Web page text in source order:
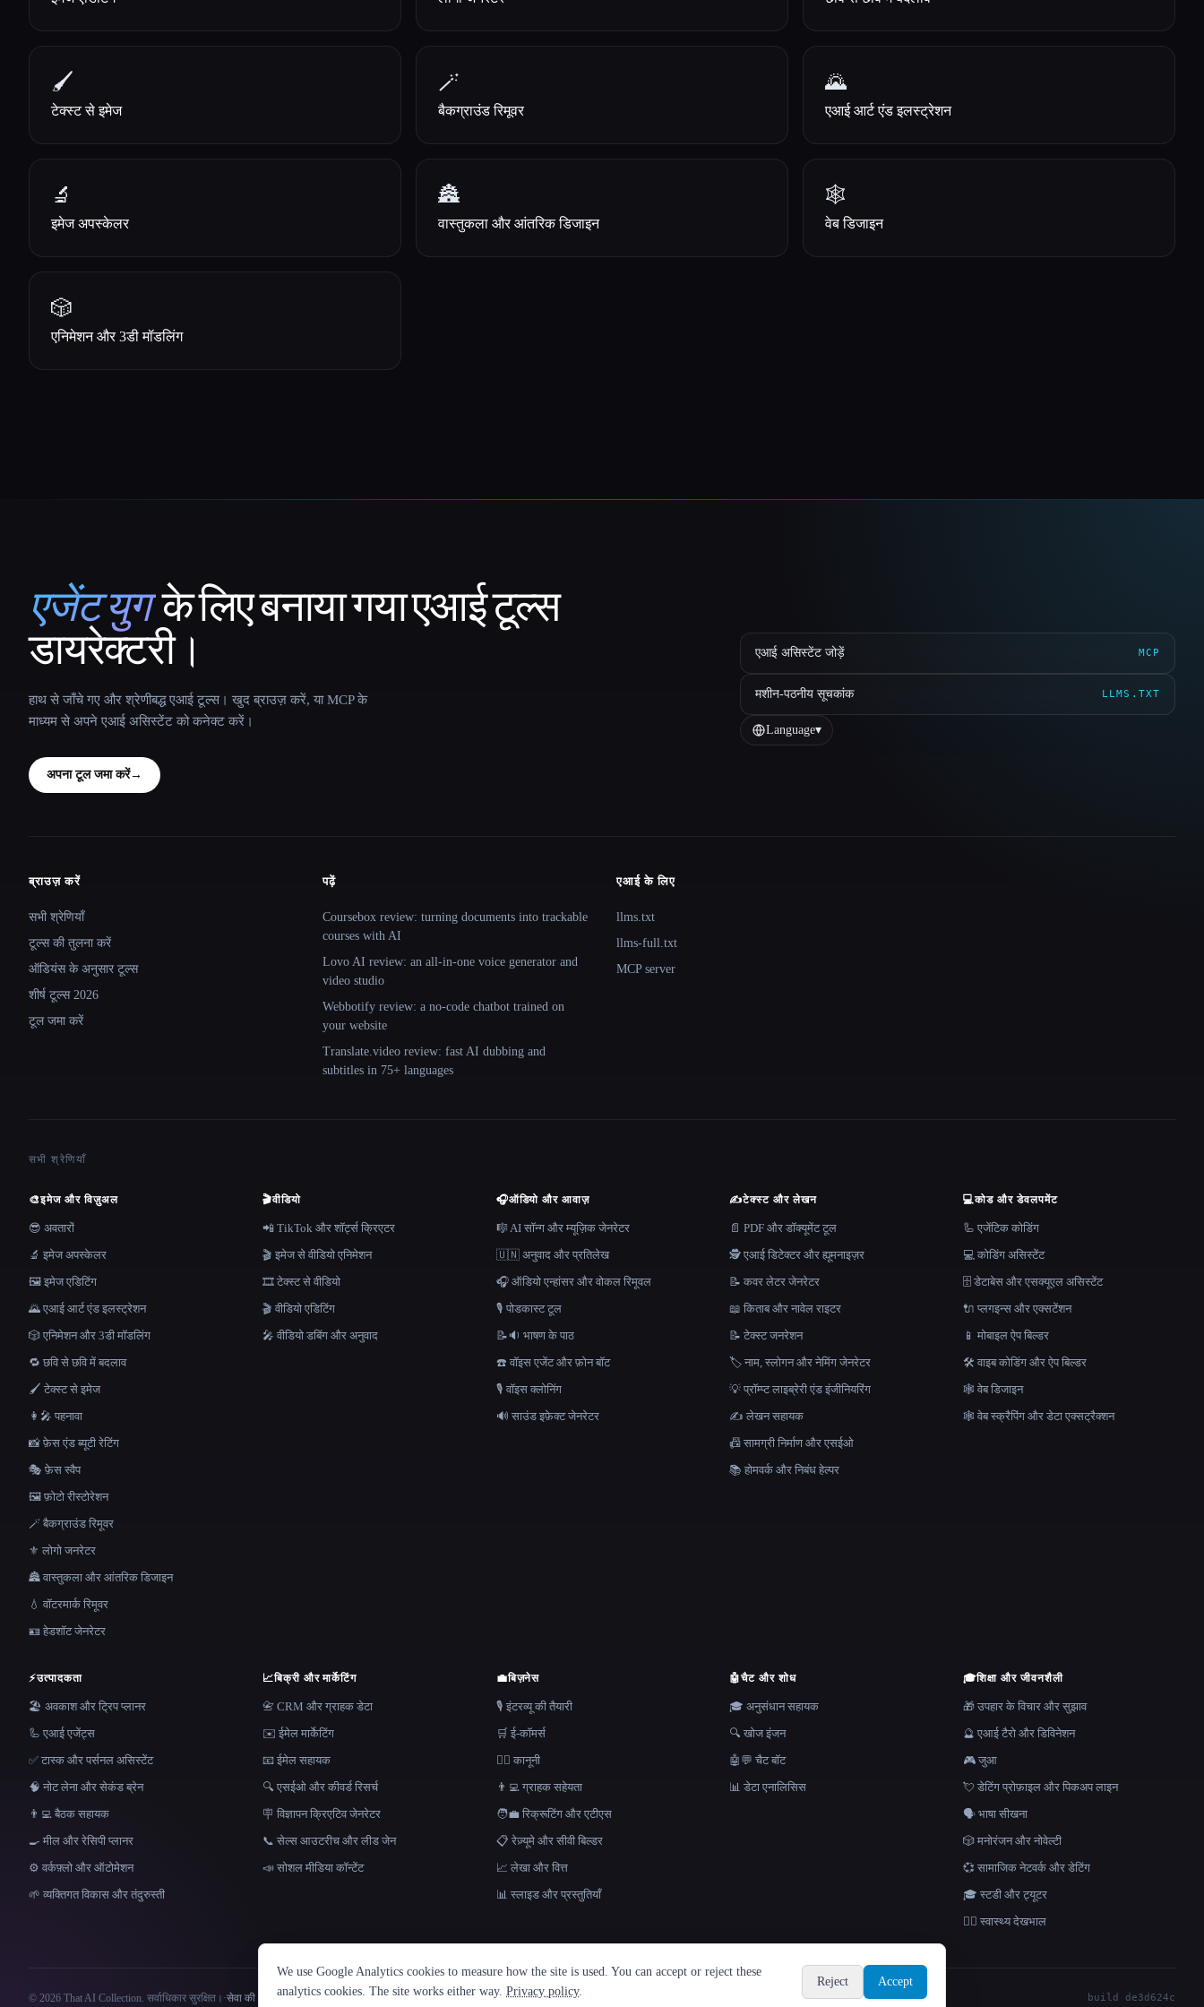
🖌️
टेक्स्ट से इमेज
🪄
बैकग्राउंड रिमूवर
🌄
एआई आर्ट एंड इलस्ट्रेशन
🔬
इमेज अपस्केलर
🏯
वास्तुकला और आंतरिक डिजाइन
🕸
वेब डिजाइन
🎲
एनिमेशन और 3डी मॉडलिंग
That AI Collection
एजेंट युग के लिए बनाया गया एआई टूल्स
डायरेक्टरी।
हाथ से जाँचे गए और श्रेणीबद्ध एआई टूल्स। खुद ब्राउज़ करें, या MCP के
माध्यम से अपने एआई असिस्टेंट को कनेक्ट करें।
अपना टूल जमा करें→
एआई असिस्टेंट जोड़ें MCP
मशीन-पठनीय सूचकांक LLMS.TXT
Language▾
Site navigation
ब्राउज़ करें
सभी श्रेणियाँ
टूल्स की तुलना करें
ऑडियंस के अनुसार टूल्स
शीर्ष टूल्स 2026
टूल जमा करें
पढ़ें
Coursebox review: turning documents into trackable
courses with AI
Lovo AI review: an all-in-one voice generator and
video studio
Webbotify review: a no-code chatbot trained on
your website
Translate.video review: fast AI dubbing and
subtitles in 75+ languages
एआई के लिए
llms.txt
llms-full.txt
MCP server
सभी श्रेणियाँ
🎨इमेज और विज़ुअल
😎 अवतारों
🔬 इमेज अपस्केलर
🖼️ इमेज एडिटिंग
🌄 एआई आर्ट एंड इलस्ट्रेशन
🎲 एनिमेशन और 3डी मॉडलिंग
🔁 छवि से छवि में बदलाव
🖌️ टेक्स्ट से इमेज
👩‍🎤 पहनावा
📸 फ़ेस एंड ब्यूटी रेटिंग
🎭 फ़ेस स्वैप
🖼️ फ़ोटो रीस्टोरेशन
🪄 बैकग्राउंड रिमूवर
⚜️ लोगो जनरेटर
🏯 वास्तुकला और आंतरिक डिजाइन
💧 वॉटरमार्क रिमूवर
🪪 हेडशॉट जेनरेटर
🎬वीडियो
📲 TikTok और शॉर्ट्स क्रिएटर
🎬 इमेज से वीडियो एनिमेशन
🎞️ टेक्स्ट से वीडियो
🎬 वीडियो एडिटिंग
🎤 वीडियो डबिंग और अनुवाद
🎧ऑडियो और आवाज़
🎼 AI सॉन्ग और म्यूज़िक जेनरेटर
🇺🇳 अनुवाद और प्रतिलेख
🎧 ऑडियो एन्हांसर और वोकल रिमूवल
🎙️ पोडकास्ट टूल
📝🔉 भाषण के पाठ
☎️ वॉइस एजेंट और फ़ोन बॉट
🎙️ वॉइस क्लोनिंग
🔊 साउंड इफ़ेक्ट जेनरेटर
✍️टेक्स्ट और लेखन
📄 PDF और डॉक्यूमेंट टूल
🕵️ एआई डिटेक्टर और ह्यूमनाइज़र
📝 कवर लेटर जेनरेटर
📖 किताब और नावेल राइटर
📝 टेक्स्ट जनरेशन
🏷️ नाम, स्लोगन और नेमिंग जेनरेटर
💡 प्रॉम्प्ट लाइब्रेरी एंड इंजीनियरिंग
✍️ लेखन सहायक
📠 सामग्री निर्माण और एसईओ
📚 होमवर्क और निबंध हेल्पर
💻कोड और डेवलपमेंट
🦾 एजेंटिक कोडिंग
💻 कोडिंग असिस्टेंट
🗄️ डेटाबेस और एसक्यूएल असिस्टेंट
🔌 प्लगइन्स और एक्सटेंशन
📱 मोबाइल ऐप बिल्डर
🛠️ वाइब कोडिंग और ऐप बिल्डर
🕸 वेब डिजाइन
🕸️ वेब स्क्रैपिंग और डेटा एक्सट्रैक्शन
⚡उत्पादकता
🏖 अवकाश और ट्रिप प्लानर
🦾 एआई एजेंट्स
✅ टास्क और पर्सनल असिस्टेंट
🧠 नोट लेना और सेकंड ब्रेन
👨‍💻 बैठक सहायक
🍳 मील और रेसिपी प्लानर
⚙️ वर्कफ़्लो और ऑटोमेशन
🌱 व्यक्तिगत विकास और तंदुरुस्ती
📈बिक्री और मार्केटिंग
📇 CRM और ग्राहक डेटा
✉️ ईमेल मार्केटिंग
📧 ईमेल सहायक
🔍 एसईओ और कीवर्ड रिसर्च
🪧 विज्ञापन क्रिएटिव जेनरेटर
📞 सेल्स आउटरीच और लीड जेन
📣 सोशल मीडिया कॉन्टेंट
💼बिज़नेस
🎙️ इंटरव्यू की तैयारी
🛒 ई-कॉमर्स
👩‍⚖️ कानूनी
👨‍💻 ग्राहक सहेयता
🧑‍💼 रिक्रूटिंग और एटीएस
📋 रेज़्यूमे और सीवी बिल्डर
📈 लेखा और वित्त
📊 स्लाइड और प्रस्तुतियाँ
🤖चैट और शोध
🎓 अनुसंधान सहायक
🔍 खोज इंजन
🤖💬 चैट बॉट
📊 डेटा एनालिसिस
🎓शिक्षा और जीवनशैली
🎁 उपहार के विचार और सुझाव
🔮 एआई टैरो और डिविनेशन
🎮 जुआ
💘 डेटिंग प्रोफ़ाइल और पिकअप लाइन
🗣️ भाषा सीखना
🎲 मनोरंजन और नोवेल्टी
💞 सामाजिक नेटवर्क और डेटिंग
🎓 स्टडी और ट्यूटर
👩‍⚕️ स्वास्थ्य देखभाल
© 2026 That AI Collection. सर्वाधिकार सुरक्षित। ·सेवा की शर्तें गोपनीयता नीति· Built with Metatron ★ build de3d624c
We use Google Analytics cookies to measure how the site is used. You can accept or reject these
analytics cookies. The site works either way. Privacy policy.
Reject Accept